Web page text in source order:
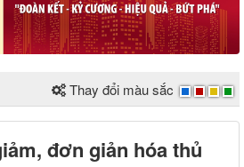
Thay đổi màu sắc
đơn giản hóa thủ